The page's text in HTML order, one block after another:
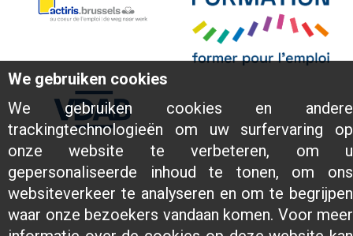
We gebruiken cookies
We gebruiken cookies en andere
trackingtechnologieën om uw surfervaring op
onze website te verbeteren, om u
gepersonaliseerde inhoud te tonen, om ons
websiteverkeer te analyseren en om te begrijpen
waar onze bezoekers vandaan komen. Voor meer